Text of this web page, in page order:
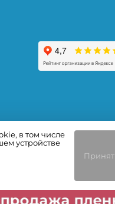
в том числе
устройстве